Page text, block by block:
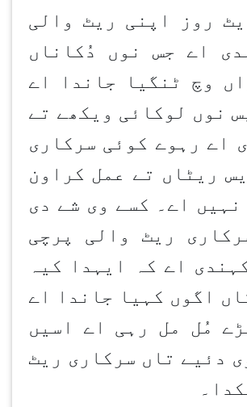
روز اپنی ریٹ والی
اے جس نوں دُکاناں
وچ ٹنگیا جاندا اے
نوں لوکائی ویکھے تے
اے رہوے کوئی سرکاری
ریٹاں تے عمل کراون
نہیں اے۔ کسے وی شے دی
ریٹ والی پرچی
اے کہ ایہدا کیہ
اگوں کہیا جاندا اے
مُل مل رہی اے اسیں
دئیے تاں سرکاری ریٹ